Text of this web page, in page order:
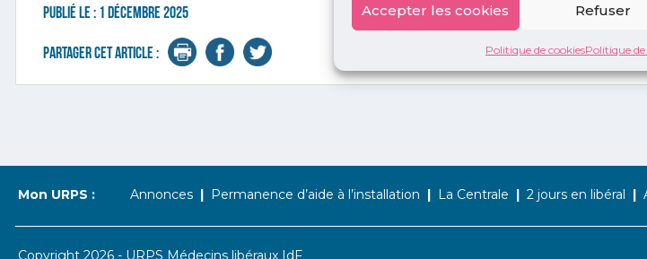
Accepter les cookies Refuser
Politique de cookiesPolitique
Publié le : 1 décembre 2025
Partager cet article :
Mon URPS : Annonces Permanence d’aide à l’installation La Centrale 2 jours en libéral
Copyright 2026 - URPS Médecins libéraux IdF